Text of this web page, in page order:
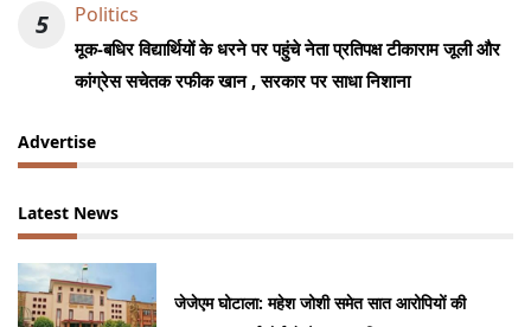
5 Politics
मूक-बधिर विद्यार्थियों के धरने पर पहुंचे नेता प्रतिपक्ष टीकाराम जूली और
कांग्रेस सचेतक रफीक खान , सरकार पर साधा निशाना
Advertise
Latest News
जेजेएम घोटाला: महेश जोशी समेत सात आरोपियों की